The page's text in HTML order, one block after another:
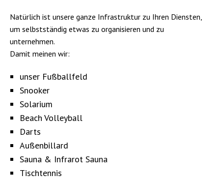
Natürlich ist unsere ganze Infrastruktur zu Ihren Diensten,
um selbstständig etwas zu organisieren und zu
unternehmen.
Damit meinen wir:
unser Fußballfeld
Snooker
Solarium
Beach Volleyball
Darts
Außenbillard
Sauna & Infrarot Sauna
Tischtennis